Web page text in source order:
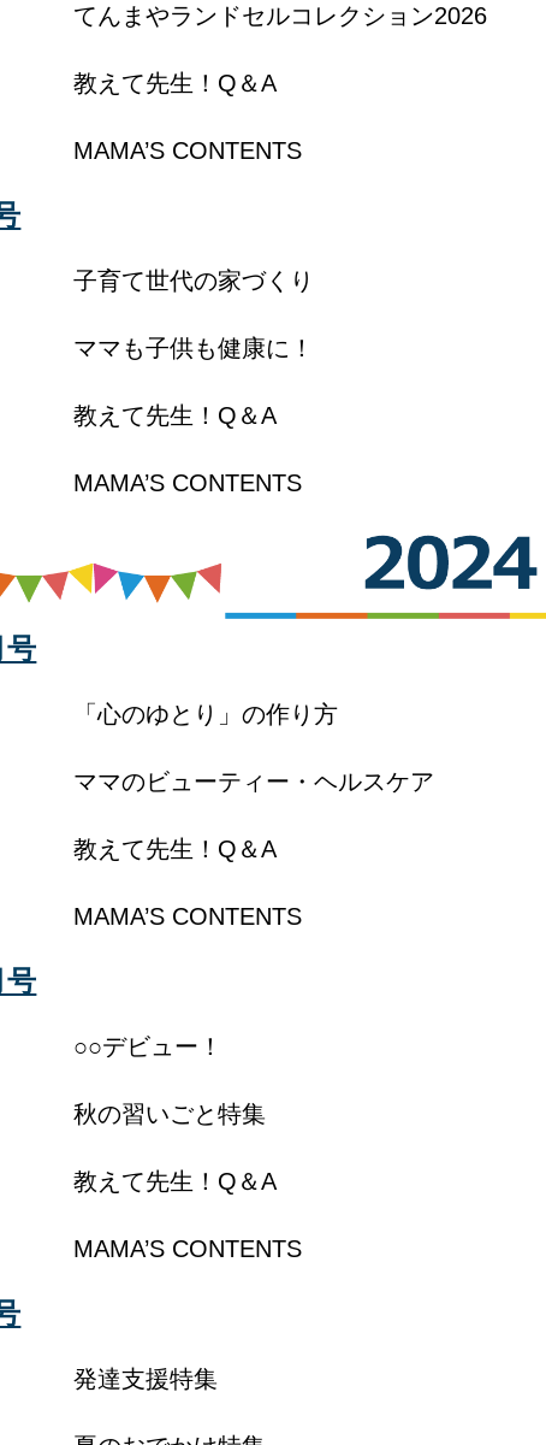
てんまやランドセルコレクション2026
教えて先生！Q＆A
MAMA’S CONTENTS
子育て世代の家づくり
ママも子供も健康に！
教えて先生！Q＆A
MAMA’S CONTENTS
号
「心のゆとり」の作り方
ママのビューティー・ヘルスケア
教えて先生！Q＆A
MAMA’S CONTENTS
号
○○デビュー！
秋の習いごと特集
教えて先生！Q＆A
MAMA’S CONTENTS
発達支援特集